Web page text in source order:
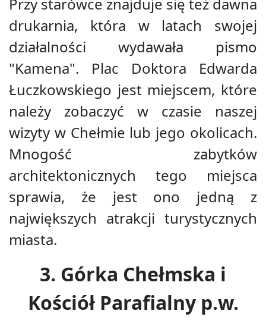
drukarnia, która w latach swojej
działalności wydawała pismo
"Kamena". Plac Doktora Edwarda
Łuczkowskiego jest miejscem, które
należy zobaczyć w czasie naszej
wizyty w Chełmie lub jego okolicach.
Mnogość zabytków
architektonicznych tego miejsca
sprawia, że jest ono jedną z
największych atrakcji turystycznych
miasta.
3. Górka Chełmska i
Kościół Parafialny p.w.